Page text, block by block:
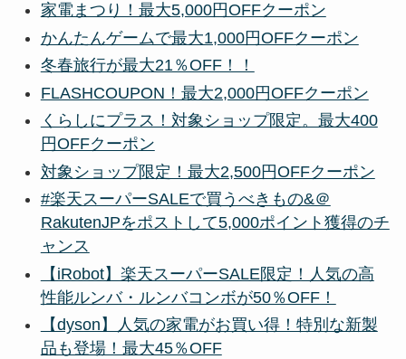
家電まつり！最大5,000円OFFクーポン
かんたんゲームで最大1,000円OFFクーポン
冬春旅行が最大21％OFF！！
FLASHCOUPON！最大2,000円OFFクーポン
くらしにプラス！対象ショップ限定。最大400
円OFFクーポン
対象ショップ限定！最大2,500円OFFクーポン
#楽天スーパーSALEで買うべきもの&＠
RakutenJPをポストして5,000ポイント獲得のチ
ャンス
【iRobot】楽天スーパーSALE限定！人気の高
性能ルンバ・ルンバコンボが50％OFF！
【dyson】人気の家電がお買い得！特別な新製
品も登場！最大45％OFF